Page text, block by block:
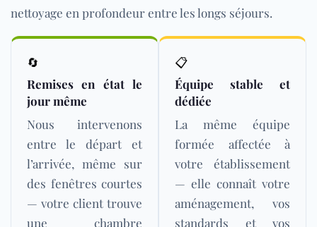
nettoyage en profondeurentreles longs séjours.
🔄
Remises en état le
jour même
Nous intervenons
entre le départ et
l’arrivée, même sur
des fenêtres courtes
— votre client trouve
une chambre
📋
Équipe stable et
dédiée
La même équipe
formée affectée à
votre établissement
— elle connaît votre
aménagement, vos
standards et vos